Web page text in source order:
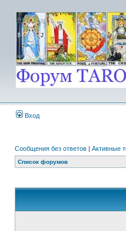
Вход
Сообщения без ответов | Активные
Список форумов